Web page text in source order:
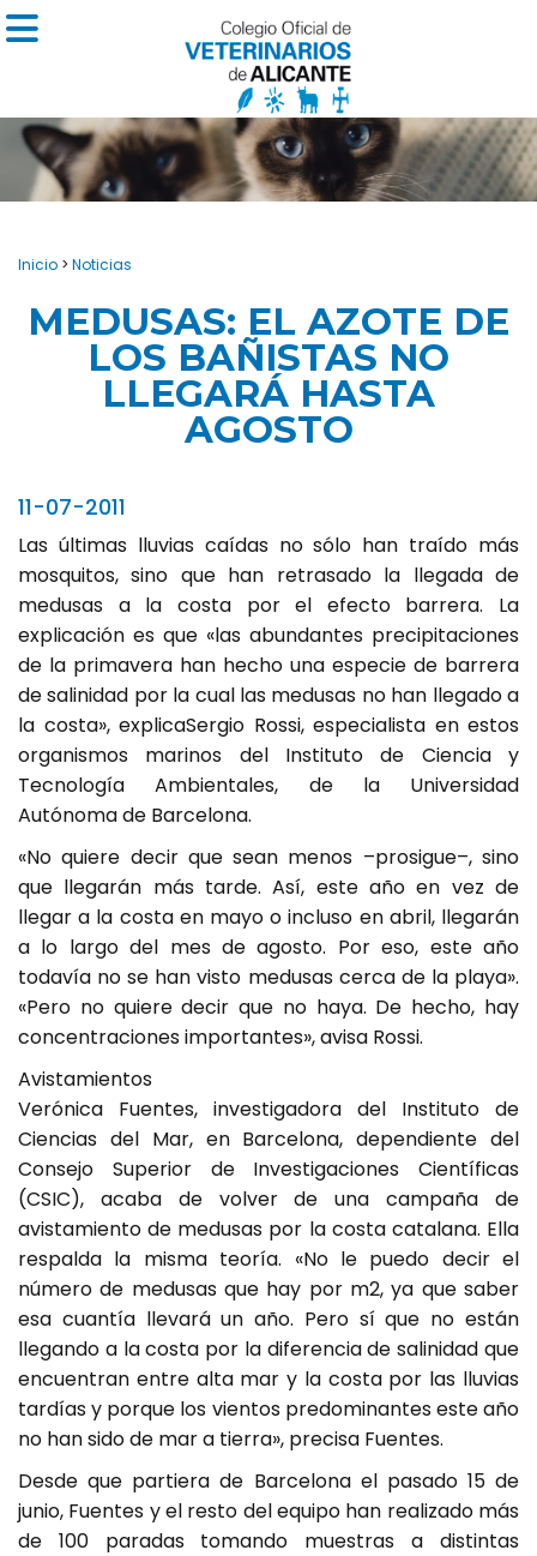
Inicio > Noticias
MEDUSAS: EL AZOTE DE
LOS BAÑISTAS NO
LLEGARÁ HASTA
AGOSTO
11-07-2011
Las últimas lluvias caídas no sólo han traído más
mosquitos, sino que han retrasado la llegada de
medusas a la costa por el efecto barrera. La
explicación es que «las abundantes precipitaciones
de la primavera han hecho una especie de barrera
de salinidad por la cual las medusas no han llegado a
la costa», explicaSergio Rossi, especialista en estos
organismos marinos del Instituto de Ciencia y
Tecnología Ambientales, de la Universidad
Autónoma de Barcelona.
«No quiere decir que sean menos –prosigue–, sino
que llegarán más tarde. Así, este año en vez de
llegar a la costa en mayo o incluso en abril, llegarán
a lo largo del mes de agosto. Por eso, este año
todavía no se han visto medusas cerca de la playa».
«Pero no quiere decir que no haya. De hecho, hay
concentraciones importantes», avisa Rossi.
Avistamientos
Verónica Fuentes, investigadora del Instituto de
Ciencias del Mar, en Barcelona, dependiente del
Consejo Superior de Investigaciones Científicas
(CSIC), acaba de volver de una campaña de
avistamiento de medusas por la costa catalana. Ella
respalda la misma teoría. «No le puedo decir el
número de medusas que hay por m2, ya que saber
esa cuantía llevará un año. Pero sí que no están
llegando a la costa por la diferencia de salinidad que
encuentran entre alta mar y la costa por las lluvias
tardías y porque los vientos predominantes este año
no han sido de mar a tierra», precisa Fuentes.
Desde que partiera de Barcelona el pasado 15 de
junio, Fuentes y el resto del equipo han realizado más
de 100 paradas tomando muestras a distintas